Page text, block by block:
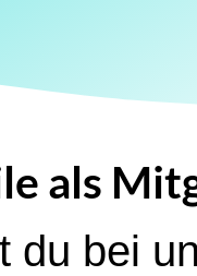
als
du bei